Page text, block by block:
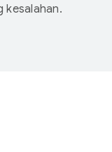
kesalahan.